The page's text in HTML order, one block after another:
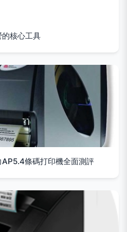
核心工具
條碼打印機全面測評